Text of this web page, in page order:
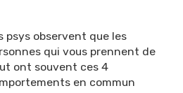
psys observent que les
qui vous prennent de
ont souvent ces 4
en commun